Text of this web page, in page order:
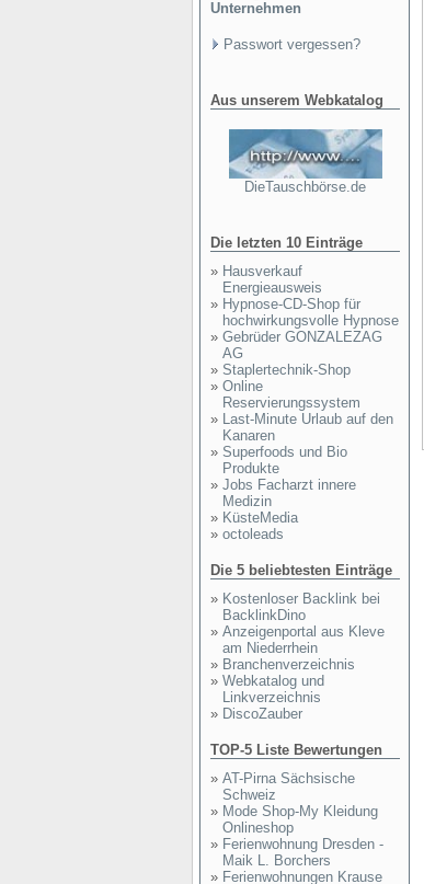
Unternehmen
Passwort vergessen?
Aus unserem Webkatalog
DieTauschbörse.de
Die letzten 10 Einträge
» Hausverkauf
Energieausweis
» Hypnose-CD-Shop für
hochwirkungsvolle Hypnose
» Gebrüder GONZALEZAG
AG
» Staplertechnik-Shop
» Online
Reservierungssystem
» Last-Minute Urlaub auf den
Kanaren
» Superfoods und Bio
Produkte
» Jobs Facharzt innere
Medizin
» KüsteMedia
» octoleads
Die 5 beliebtesten Einträge
» Kostenloser Backlink bei
BacklinkDino
» Anzeigenportal aus Kleve
am Niederrhein
» Branchenverzeichnis
» Webkatalog und
Linkverzeichnis
» DiscoZauber
TOP-5 Liste Bewertungen
» AT-Pirna Sächsische
Schweiz
» Mode Shop-My Kleidung
Onlineshop
» Ferienwohnung Dresden -
Maik L. Borchers
» Ferienwohnungen Krause